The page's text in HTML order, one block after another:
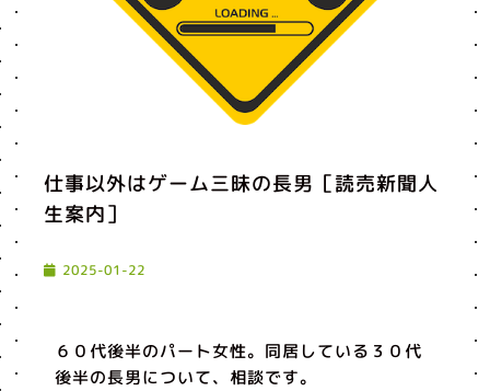
仕事以外はゲーム三昧の長男［読売新聞人
生案内］
2025-01-22
６０代後半のパート女性。同居している３０代
後半の長男について、相談です。